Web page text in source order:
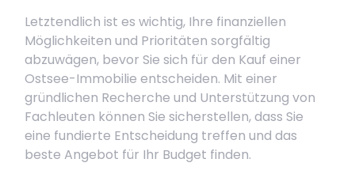
Letztendlich ist es wichtig, Ihre finanziellen
Möglichkeiten und Prioritäten sorgfältig
abzuwägen, bevor Sie sich für den Kauf einer
Ostsee-Immobilie entscheiden. Mit einer
gründlichen Recherche und Unterstützung von
Fachleuten können Sie sicherstellen, dass Sie
eine fundierte Entscheidung treffen und das
beste Angebot für Ihr Budget finden.